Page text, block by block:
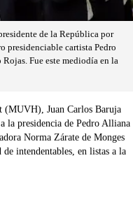
de la República por
presidenciable cartista Pedro
Fue este mediodía en la
Juan Carlos Baruja
la presidencia de Pedro Alliana
Norma Zárate de Monges
intendentables, en listas a la